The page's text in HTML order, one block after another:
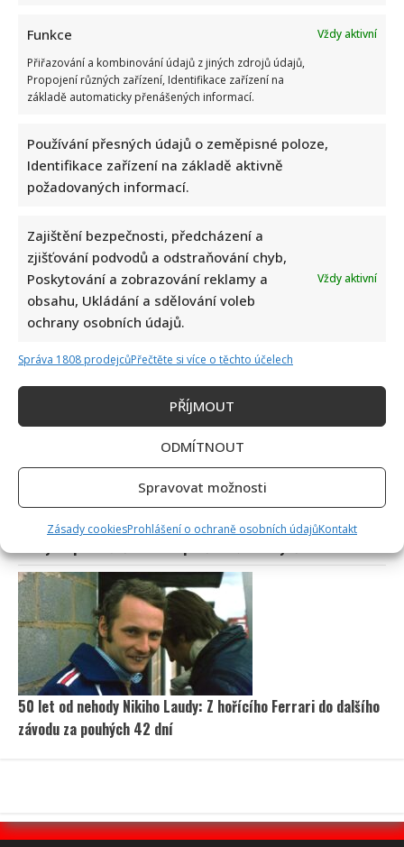
Funkce
Vždy aktivní
Přiřazování a kombinování údajů z jiných zdrojů údajů,
Propojení různých zařízení, Identifikace zařízení na
základě automaticky přenášených informací.
Používání přesných údajů o zeměpisné poloze,
Identifikace zařízení na základě aktivně
požadovaných informací.
Zajištění bezpečnosti, předcházení a
zjišťování podvodů a odstraňování chyb,
Poskytování a zobrazování reklamy a
obsahu, Ukládání a sdělování voleb
ochrany osobních údajů.
Vždy aktivní
Správa 1808 prodejcůPřečtěte si více o těchto účelech
PŘÍJMOUT
ODMÍTNOUT
Spravovat možnosti
Zásady cookiesProhlášení o ochraně osobních údajůKontakt
Fotokvíz o českých hercích: 10 fotografií prověří, kdo zná
slavné tváře domácího filmu opravdu dokonale
koncertech, ale největší slávu mají za sebou
Eva Holubová rozjela s dcerou nový podcast: „Radši budu
50 let od nehody Nikiho Laudy: Z hořícího Ferrari do dalšího
závodu za pouhých 42 dní